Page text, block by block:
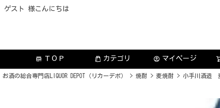
ゲスト 様こんにちは
store ＴＯＰ カテゴリ account_circle マイページ
お酒の総合専門店LIQUOR DEPOT（リカーデポ） 焼酎 麦焼酎 小手川酒造